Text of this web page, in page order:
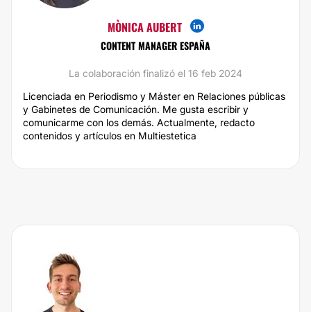
MÒNICA AUBERT
CONTENT MANAGER ESPAÑA
La colaboración finalizó el 16 feb 2024
Licenciada en Periodismo y Máster en Relaciones públicas
y Gabinetes de Comunicación. Me gusta escribir y
comunicarme con los demás. Actualmente, redacto
contenidos y artículos en Multiestetica